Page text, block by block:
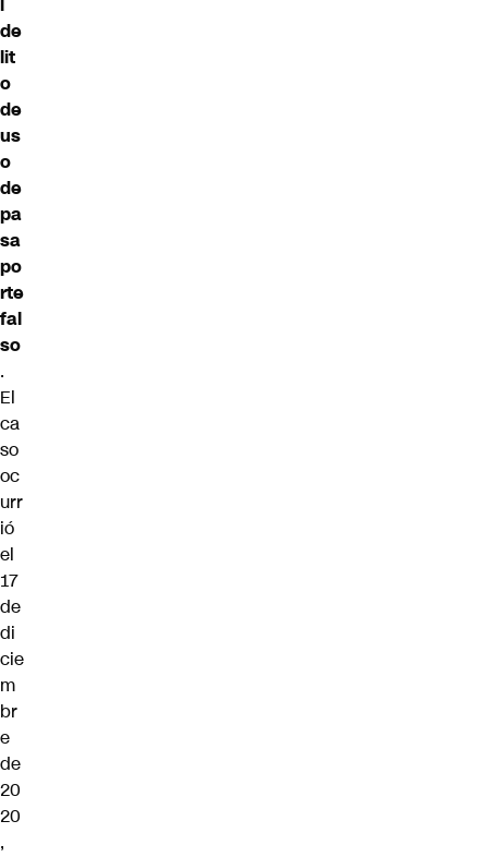
l
de
lit
o
de
us
o
de
pa
sa
po
rte
fal
so
.
El
ca
so
oc
urr
ió
el
17
de
di
cie
m
br
e
de
20
20
,